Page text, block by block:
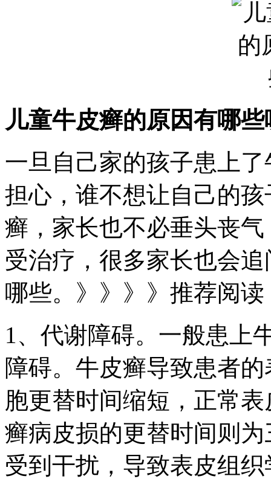
儿童牛皮癣的原因有哪些
一旦自己家的孩子患上
担心，谁不想让自己的
癣，家长也不必垂头丧
受治疗，很多家长也会
哪些。》》》》推荐阅读
1、代谢障碍。一般患上
障碍。牛皮癣导致患者
胞更替时间缩短，正常
癣病皮损的更替时间则
受到干扰，导致表皮组